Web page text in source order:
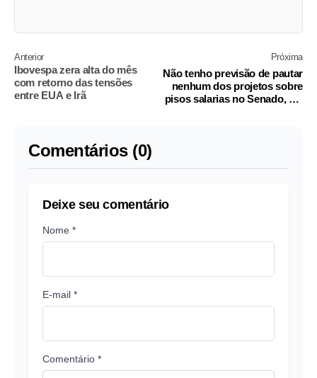
Anterior
Ibovespa zera alta do mês
com retorno das tensões
entre EUA e Irã
Próxima
Não tenho previsão de pautar
nenhum dos projetos sobre
pisos salarias no Senado, diz
Comentários (0)
Deixe seu comentário
Nome *
E-mail *
Comentário *